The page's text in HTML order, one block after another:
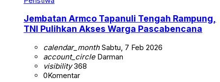
Jembatan Armco Tapanuli Tengah Rampung,
TNI Pulihkan Akses Warga Pascabencana
calendar_monthSabtu, 7 Feb 2026
account_circleDarman
visibility368
0Komentar